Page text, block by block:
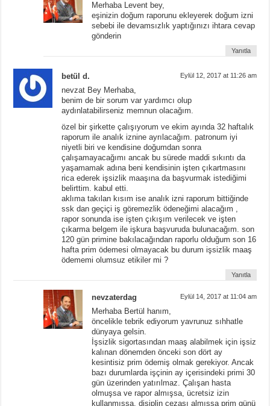
Merhaba Levent bey,
eşinizin doğum raporunu ekleyerek doğum izni
sebebi ile devamsızlık yaptığınızı ihtara cevap
gönderin
Yanıtla
betül d. Eylül 12, 2017 at 11:26 am
nevzat Bey Merhaba,
benim de bir sorum var yardımcı olup
aydınlatabilirseniz memnun olacağım.
özel bir şirkette çalışıyorum ve ekim ayında 32 haftalık
raporum ile analık iznine ayrılacağım. patronum iyi
niyetli biri ve kendisine doğumdan sonra
çalışamayacağımı ancak bu sürede maddi sıkıntı da
yaşamamak adına beni kendisinin işten çıkartmasını
rica ederek işsizlik maaşına da başvurmak istediğimi
belirttim. kabul etti.
aklıma takılan kısım ise analık izni raporum bittiğinde
ssk dan geçiçi iş göremezlik ödeneğimi alacağım ,
rapor sonunda ise işten çıkışım verilecek ve işten
çıkarma belgem ile işkura başvuruda bulunacağım. son
120 gün primine bakılacağından raporlu olduğum son 16
hafta prim ödemesi olmayacak bu durum işsizlik maaş
ödememi olumsuz etikiler mi ?
Yanıtla
nevzaterdag Eylül 14, 2017 at 11:04 am
Merhaba Bertül hanım,
öncelikle tebrik ediyorum yavrunuz sıhhatle
dünyaya gelsin.
İşsizlik sigortasından maaş alabilmek için işsiz
kalınan dönemden önceki son dört ay
kesintisiz prim ödemiş olmak gerekiyor. Ancak
bazı durumlarda işçinin ay içerisindeki primi 30
gün üzerinden yatırılmaz. Çalışan hasta
olmuşsa ve rapor almışsa, ücretsiz izin
kullanmışsa, disiplin cezası almışsa prim günü